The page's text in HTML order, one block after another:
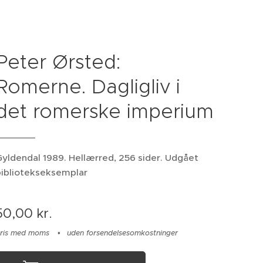
Ørsted:
Dagligliv i
romerske imperium
1989. Hellærred, 256 sider. Udgået
kr.
med moms uden forsendelsesomkostninger